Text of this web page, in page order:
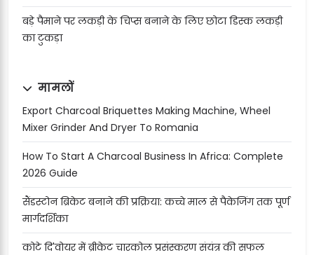
बड़े पैमाने पर लकड़ी के चिप्स बनाने के लिए छोटा डिस्क लकड़ी
का टुकड़ा
मामलों
Export Charcoal Briquettes Making Machine, Wheel
Mixer Grinder And Dryer To Romania
How To Start A Charcoal Business In Africa: Complete
2026 Guide
सैंडस्टोन ब्रिकेट बनाने की प्रक्रिया: कच्चे माल से पैकेजिंग तक पूर्ण
मार्गदर्शिका
कोटे दि'वोयर में ब्रीकेट चारकोल प्रसंस्करण संयंत्र की सफल